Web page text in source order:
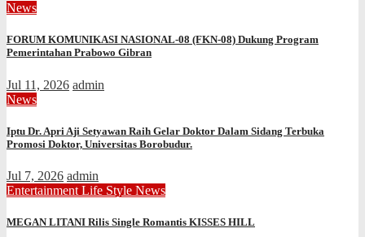
News
FORUM KOMUNIKASI NASIONAL-08 (FKN-08) Dukung Program
Pemerintahan Prabowo Gibran
Jul 11, 2026 admin
News
Iptu Dr. Apri Aji Setyawan Raih Gelar Doktor Dalam Sidang Terbuka
Promosi Doktor, Universitas Borobudur.
Jul 7, 2026 admin
Entertainment Life Style News
MEGAN LITANI Rilis Single Romantis KISSES HILL